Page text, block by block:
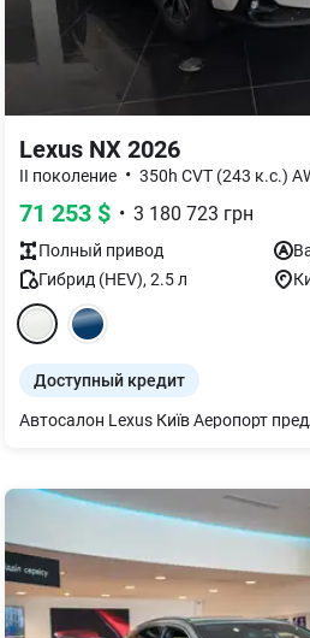
Lexus NX 2026
II поколение • 350h CVT (243 к.с.)
71 253 $ • 3 180 723 грн
Полный привод
Гибрид (HEV), 2.5л
Доступный кредит